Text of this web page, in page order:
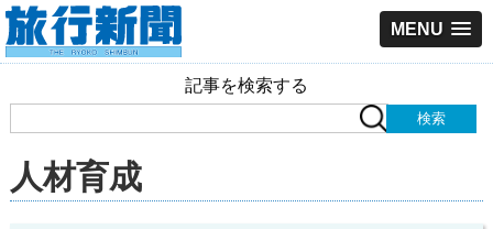
MENU
記事を検索する
人材育成